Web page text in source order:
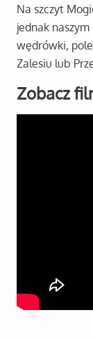
Na szczyt
jednak
wędrówki,
Zalesiu lub
Zobacz